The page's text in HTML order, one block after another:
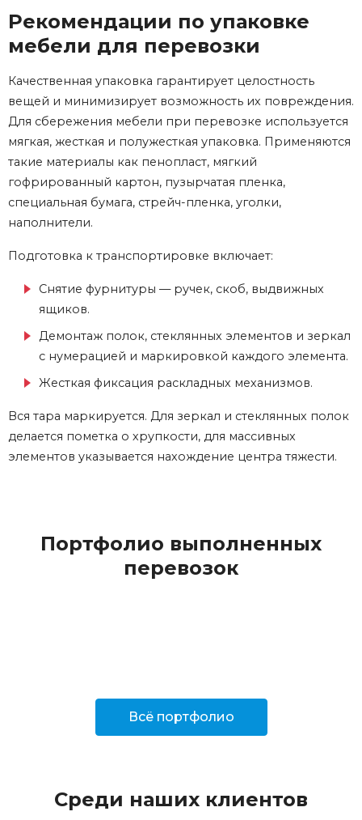
Рекомендации по упаковке
мебели для перевозки
Качественная упаковка гарантирует целостность
вещей и минимизирует возможность их повреждения.
Для сбережения мебели при перевозке используется
мягкая, жесткая и полужесткая упаковка. Применяются
такие материалы как пенопласт, мягкий
гофрированный картон, пузырчатая пленка,
специальная бумага, стрейч-пленка, уголки,
наполнители.
Подготовка к транспортировке включает:
Снятие фурнитуры — ручек, скоб, выдвижных
ящиков.
Демонтаж полок, стеклянных элементов и зеркал
с нумерацией и маркировкой каждого элемента.
Жесткая фиксация раскладных механизмов.
Вся тара маркируется. Для зеркал и стеклянных полок
делается пометка о хрупкости, для массивных
элементов указывается нахождение центра тяжести.
Портфолио выполненных
перевозок
Всё портфолио
Среди наших клиентов